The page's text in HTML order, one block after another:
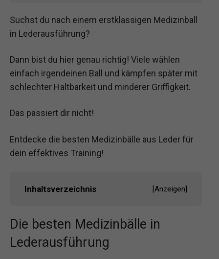
Suchst du nach einem erstklassigen Medizinball
in Lederausführung?
Dann bist du hier genau richtig! Viele wählen
einfach irgendeinen Ball und kämpfen später mit
schlechter Haltbarkeit und minderer Griffigkeit.
Das passiert dir nicht!
Entdecke die besten Medizinbälle aus Leder für
dein effektives Training!
Inhaltsverzeichnis [Anzeigen]
Die besten Medizinbälle in
Lederausführung